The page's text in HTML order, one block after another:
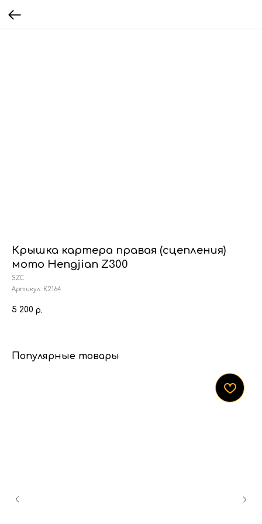
Крышка картера правая (сцепления)
мото Hengjian Z300
SZC
Артикул: К2164
5 200 р.
Популярные товары